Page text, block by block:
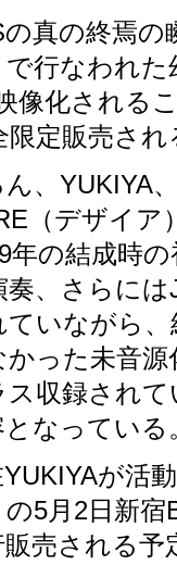
真の終焉の
行なわれ
像化される
定販売され
、YUKIYA
（デザイア
年の結成時
、さらに
いながら
った未音源
収録され
なっている
が活
5月2日新宿
売される予